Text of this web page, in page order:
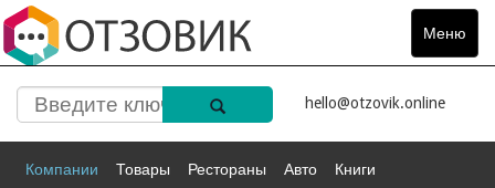
Меню
Toggle
hello@otzovik.online
Компании Товары Рестораны Авто Книги